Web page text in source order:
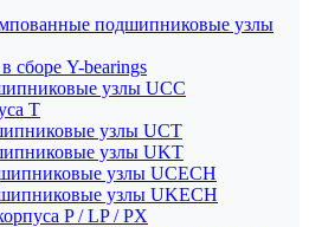
подшипниковые узлы
сборе Y-bearings
узлы UCC
T
узлы UCT
узлы UKT
узлы UCECH
узлы UKECH
P / LP / PX